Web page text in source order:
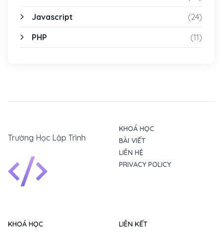
Javascript (24)
PHP (11)
Trường Học Lập Trình
KHOÁ HỌC
BÀI VIẾT
LIÊN HỆ
PRIVACY POLICY
KHOÁ HỌC LIÊN KẾT